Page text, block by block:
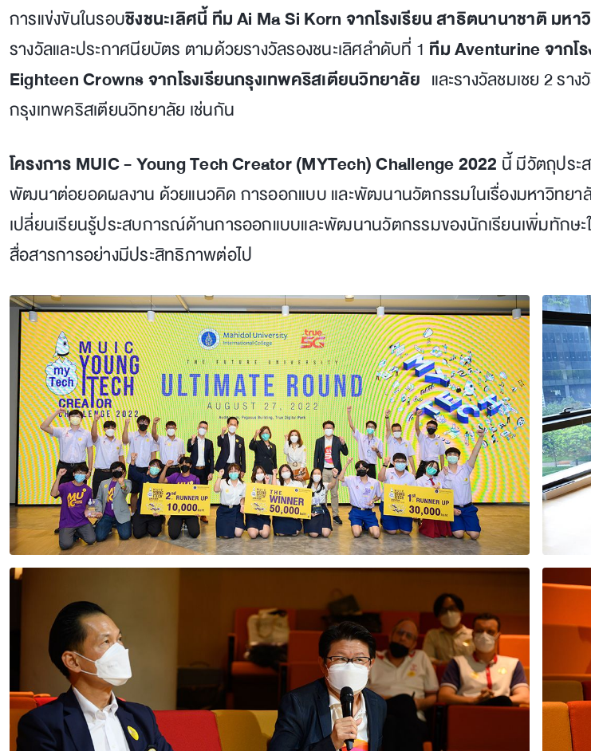
การแข่งขันในรอบชิงชนะเลิศนี้ ทีม Ai Ma Si Korn จากโรงเรียน สาธิตนานาชาติ มห
รางวัลและประกาศนียบัตร ตามด้วยรางวัลรองชนะเลิศลำดับที่ 1 ทีม Aventurine จาก
Eighteen Crowns จากโรงเรียนกรุงเทพคริสเตียนวิทยาลัย และรางวัลชมเชย 2 รา
กรุงเทพคริสเตียนวิทยาลัย เช่นกัน
โครงการ MUIC - Young Tech Creator (MYTech) Challenge 2022 นี้ มีวัตถุประ
พัฒนาต่อยอดผลงาน ด้วยแนวคิด การออกแบบ และพัฒนานวัตกรรมในเรื่องมหาวิทยาลั
เปลี่ยนเรียนรู้ประสบการณ์ด้านการออกแบบและพัฒนานวัตกรรมของนักเรียนเพิ่มทักษ
สื่อสารการอย่างมีประสิทธิภาพต่อไป